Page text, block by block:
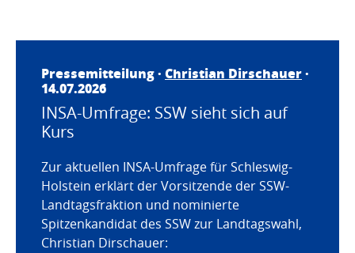
Pressemitteilung · Christian Dirschauer·
14.07.2026
INSA-Umfrage: SSW sieht sich auf
Kurs
Zur aktuellen INSA-Umfrage für Schleswig-
Holstein erklärt der Vorsitzende der SSW-
Landtagsfraktion und nominierte
Spitzenkandidat des SSW zur Landtagswahl,
Christian Dirschauer: